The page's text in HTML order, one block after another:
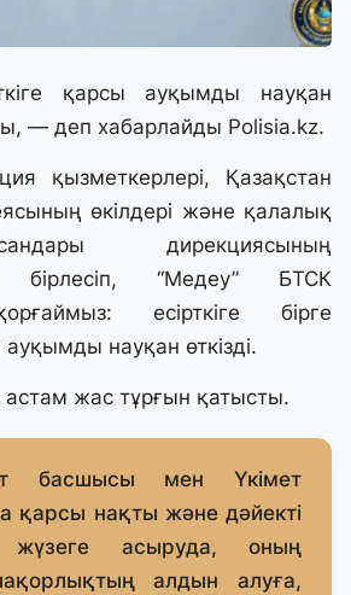
қарсы ауқымды науқан
— деп хабарлайды Polisia.kz.
қызметкерлері, Қазақстан
өкілдері және қалалық
дирекциясының
бірлесіп, “Медеу” БТСК
есірткіге бірге
науқан өткізді.
жас тұрғын қатысты.
басшысы мен Үкімет
қарсы нақты және дәйекті
жүзеге асыруда, оның
алдын алуға,